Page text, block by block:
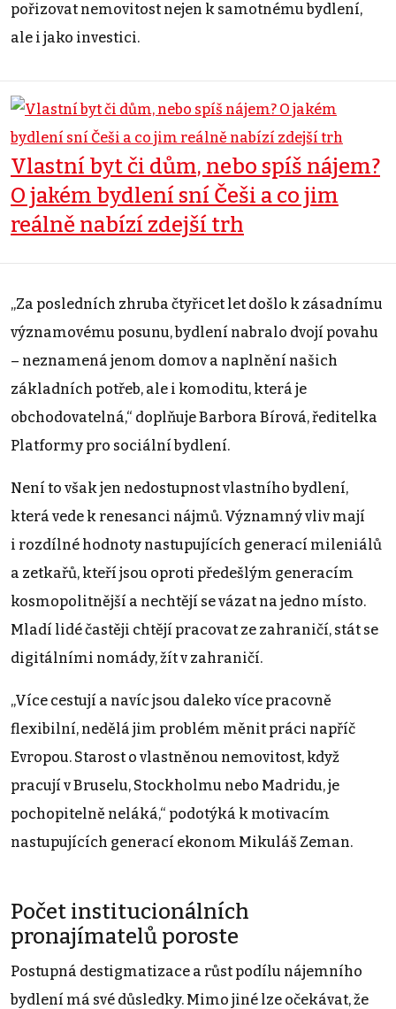
pořizovat nemovitost nejen k samotnému bydlení,
ale i jako investici.
Vlastní byt či dům, nebo spíš nájem?
O jakém bydlení sní Češi a co jim
reálně nabízí zdejší trh
„Za posledních zhruba čtyřicet let došlo k zásadnímu
významovému posunu, bydlení nabralo dvojí povahu
– neznamená jenom domov a naplnění našich
základních potřeb, ale i komoditu, která je
obchodovatelná,“ doplňuje Barbora Bírová, ředitelka
Platformy pro sociální bydlení.
Není to však jen nedostupnost vlastního bydlení,
která vede k renesanci nájmů. Významný vliv mají
i rozdílné hodnoty nastupujících generací mileniálů
a zetkařů, kteří jsou oproti předešlým generacím
kosmopolitnější a nechtějí se vázat na jedno místo.
Mladí lidé častěji chtějí pracovat ze zahraničí, stát se
digitálními nomády, žít v zahraničí.
„Více cestují a navíc jsou daleko více pracovně
flexibilní, nedělá jim problém měnit práci napříč
Evropou. Starost o vlastněnou nemovitost, když
pracují v Bruselu, Stockholmu nebo Madridu, je
pochopitelně neláká,“ podotýká k motivacím
nastupujících generací ekonom Mikuláš Zeman.
Počet institucionálních
pronajímatelů poroste
Postupná destigmatizace a růst podílu nájemního
bydlení má své důsledky. Mimo jiné lze očekávat, že